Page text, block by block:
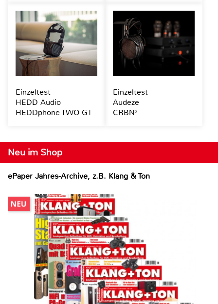
Neu im Shop
ePaper Jahres-Archive, z.B. Klang & Ton
Einzeltest
HEDD Audio
HEDDphone TWO GT
Einzeltest
Audeze
CRBN²